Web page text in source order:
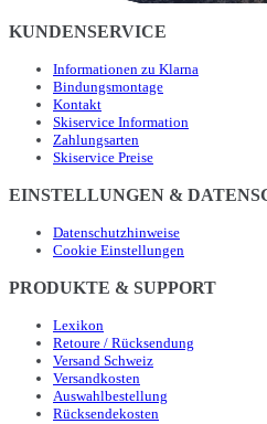
KUNDENSERVICE
Informationen zu Klarna
Bindungsmontage
Kontakt
Skiservice Information
Zahlungsarten
Skiservice Preise
EINSTELLUNGEN &
Datenschutzhinweise
Cookie Einstellungen
PRODUKTE & SUPPORT
Lexikon
Retoure / Rücksendung
Versand Schweiz
Versandkosten
Auswahlbestellung
Rücksendekosten